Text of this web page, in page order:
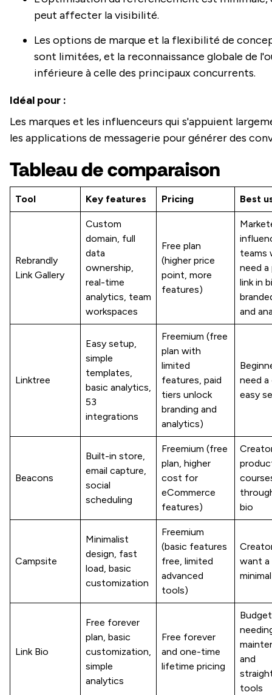
peut affecter la visibilité.
Les options de marque et la flexibilité de
sont limitées, et la reconnaissance globale de
inférieure à celle des principaux concurrents.
Idéal pour :
Les marques et les influenceurs qui s'appuient
les applications de messagerie pour générer des
Tableau de comparaison
Tool Key features Pricing Best
Rebrandly
Link Gallery
Custom
domain, full
data
ownership,
real-time
analytics, team
workspaces
Free plan
(higher price
point, more
features)
teams
need a
link in
and
Linktree
Easy setup,
simple
templates,
basic analytics,
53
integrations
Freemium (free
plan with
limited
features, paid
tiers unlock
branding and
analytics)
need a
easy
Beacons
Built-in store,
email capture,
social
scheduling
Freemium (free
plan, higher
cost for
eCommerce
features)
bio
Campsite
Minimalist
design, fast
load, basic
customization
Freemium
(basic features
free, limited
advanced
tools)
want a
Link Bio
Free forever
plan, basic
customization,
simple
analytics
Free forever
and one-time
lifetime pricing
and
tools